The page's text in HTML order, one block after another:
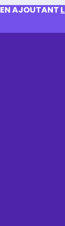
EN AJOUTANT